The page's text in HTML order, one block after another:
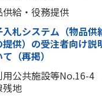
供給・役務提供
入札システム（物品供
提供）の受注者向け説
（再掲）
用公共施設等No.16-
残地